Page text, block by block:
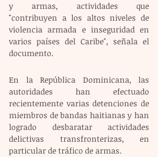
y armas, actividades que
"contribuyen a los altos niveles de
violencia armada e inseguridad en
varios países del Caribe", señala el
documento.
En la República Dominicana, las
autoridades han efectuado
recientemente varias detenciones de
miembros de bandas haitianas y han
logrado desbaratar actividades
delictivas transfronterizas, en
particular de tráfico de armas.